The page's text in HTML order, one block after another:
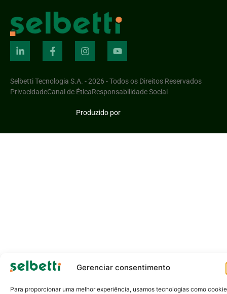
Gerenciar consentimento
Para proporcionar uma melhor experiência, usamos tecnologias como
Selbetti Tecnologia S.A. - 2026 - Todos os Direitos Reservados
PrivacidadeCanal de ÉticaResponsabilidade Social
Produzido por